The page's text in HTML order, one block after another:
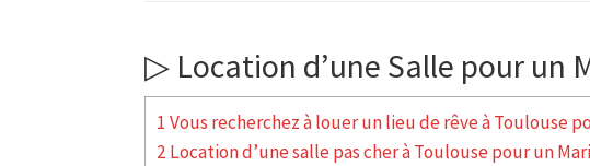
▷ Location d’une Salle pour un
1 Vous recherchez à louer un lieu de rêve à Toulouse
2 Location d’une salle pas cher à Toulouse pour un